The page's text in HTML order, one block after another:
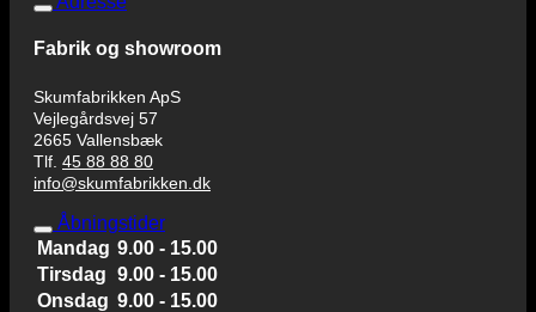
Fabrik og showroom
Skumfabrikken ApS
Vejlegårdsvej 57
2665 Vallensbæk
Tlf. 45 88 88 80
info@skumfabrikken.dk
Åbningstider
Mandag 9.00 - 15.00
Tirsdag 9.00 - 15.00
Onsdag 9.00 - 15.00